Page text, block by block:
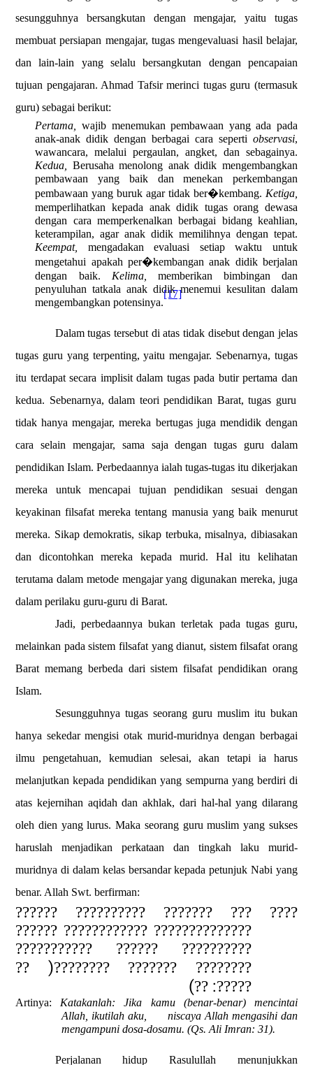
sesungguhnya bersangkutan dengan mengajar, yaitu tugas
membuat persiapan mengajar, tugas mengevaluasi hasil belajar,
dan lain-lain yang selalu bersangkutan dengan pencapaian
tujuan pengajaran. Ahmad Tafsir merinci tugas guru (termasuk
guru) sebagai berikut:
Pertama,
wajib menemukan pembawaan yang ada pada
anak-anak didik dengan berbagai cara seperti observasi,
wawancara, melalui pergaulan, angket, dan sebagainya.
Kedua,
Berusaha menolong anak didik mengembangkan
pembawaan yang baik dan menekan perkembangan
pembawaan yang buruk agar tidak ber�kembang. Ketiga,
memperlihatkan kepada anak didik tugas orang dewasa
dengan cara memperkenalkan berbagai bidang keahlian,
keterampilan, agar anak didik memilihnya dengan tepat.
Keempat,
mengadakan evaluasi setiap waktu untuk
mengetahui apakah per�kembangan anak didik berjalan
dengan baik. Kelima,
memberikan bimbingan dan
penyuluhan tatkala anak didik menemui kesulitan dalam
mengembangkan potensinya.
[17]
Dalam tugas tersebut di atas tidak disebut dengan jelas
tugas guru yang terpenting, yaitu mengajar. Sebenarnya, tugas
itu terdapat secara implisit dalam tugas pada butirpertama dan
kedua. Sebenarnya, dalam teori pendidikan Barat, tugas guru
tidak hanya mengajar, mereka bertugas juga mendidik dengan
cara selain mengajar, sama saja dengan tugas guru dalam
pendidikan Islam. Perbedaannya ialah tugas-tugas itu dikerjakan
mereka untuk mencapai tujuan pendidikan sesuai dengan
keyakinan filsafat mereka tentang manusia yang baik menurut
mereka. Sikap demokratis, sikap terbuka, misalnya, dibiasakan
dan dicontohkan mereka kepada murid. Hal itu kelihatan
terutama dalam metode mengajar yang digunakan mereka, juga
dalam perilaku guru-guru di Barat.
Jadi, perbedaannya bukan terletak pada tugas guru,
melainkan pada sistem filsafat yang dianut, sistem filsafat orang
Barat memang berbeda dari sistem filsafat pendidikan orang
Islam.
Sesungguhnya tugas seorang guru muslim itu bukan
hanya sekedar mengisi otak murid-muridnya dengan berbagai
ilmu pengetahuan, kemudian selesai, akan tetapi ia harus
melanjutkan kepada pendidikan yang sempurna yang berdiri di
atas kejernihan aqidah dan akhlak, dari hal-hal yang dilarang
oleh dien yang lurus. Maka seorang guru muslim yang sukses
haruslah menjadikan perkataan dan tingkah laku murid-
muridnya di dalam kelas bersandar kepada petunjuk Nabi yang
benar. Allah Swt. berfirman:
???? ??? ??????? ?????????? ??????
?????????????? ???????????? ??????
?????????? ?????? ???????????
???????? ??????? ????????
)
??
?????
:
??
(
Artinya: Katakanlah:
Jika kamu (benar-benar) mencintai
Allah, ikutilah aku,
niscaya Allah mengasihi dan
mengampuni dosa-dosamu. (Qs. Ali Imran: 31).
Perjalanan hidup Rasulullah menunjukkan